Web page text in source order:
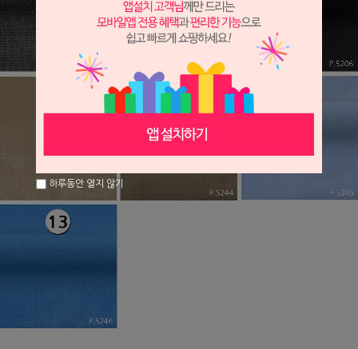
하루동안 열지 않기